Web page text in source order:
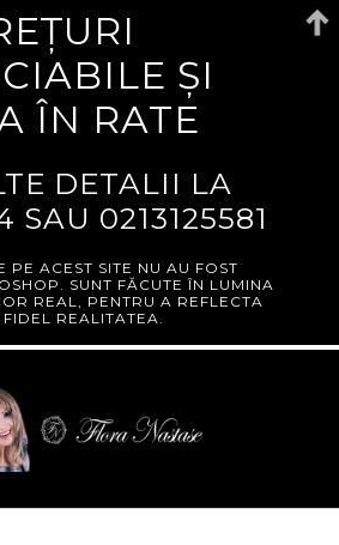
ȘI
ÎN RATE
DETALII LA
SAU 0213125581
PE ACEST SITE NU AU FOST
SUNT FĂCUTE ÎN LUMINA
REAL, PENTRU A REFLECTA
REALITATEA.